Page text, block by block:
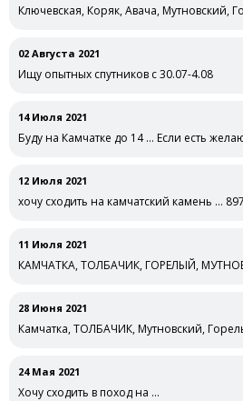
Ключевская, Коряк, Авача, Мутновский,
02 Августа 2021
Ищу опытных спутников с 30.07-4.08
14 Июля 2021
Буду на Камчатке до 14 … Если есть
12 Июля 2021
хочу сходить на камчатский камень …
11 Июля 2021
КАМЧАТКА, ТОЛБАЧИК, ГОРЕЛЫЙ,
28 Июня 2021
Камчатка, ТОЛБАЧИК, Мутновский,
24 Мая 2021
Хочу сходить в поход на …